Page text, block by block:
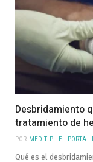
Desbridamiento
tratamiento de
POR MEDITIP - EL PORTAL
Qué es el